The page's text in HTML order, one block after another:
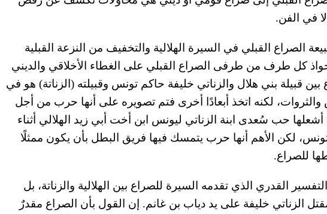
في الفن.
الصراع القبلي في السيرة الهلالية والتخفيف من النزعة القبلية
كل طرف من طرفى الصراع القبلي على الغطاء الأخلاقي والديني
بين قبيلة بني هلال والزناتي خليفة حاكم تونس وقبيلته (الزناتة) هو في
لكنه اتخذ أبعادًا أخرى فتم تصويره على أنها حرب من أجل
حب سُعدى ابنة الزناتي ليونس ابن أخت أبي زيد الهلالي أثناء
لكن الأهم أنها حرب يتمسك فيها فريق البطل بأن يكون ممثلًا
للصراع.
القدري الذي تقدمه السيرة للصراع بين الهلالية والزناتة، بل
ومقتل الزناتي خليفة على يد دياب بن غانم. إن القول بأن الصراع مقدرٌ